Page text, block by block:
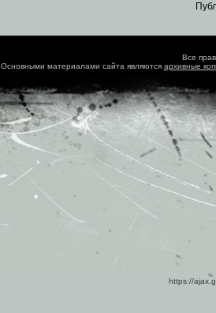
Все
Основными материалами сайта являются архивные
https://